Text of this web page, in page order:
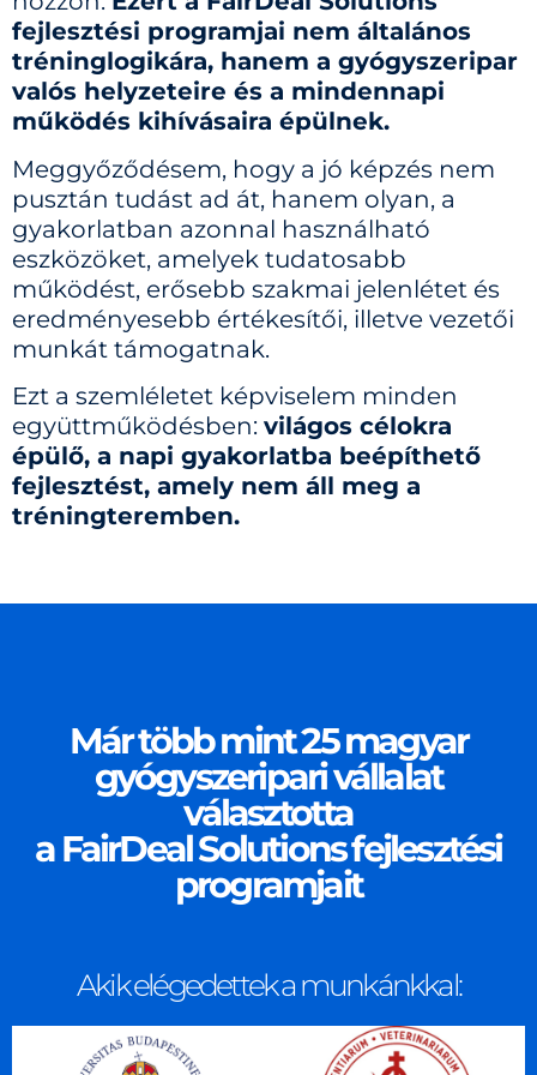
fejlesztési programjai nem általános
tréninglogikára, hanem a gyógyszeripar
valós helyzeteire és a mindennapi
működés kihívásaira épülnek.
Meggyőződésem, hogy a jó képzés nem
pusztán tudást ad át, hanem olyan, a
gyakorlatban azonnal használható
eszközöket, amelyek tudatosabb
működést, erősebb szakmai jelenlétet és
eredményesebb értékesítői, illetve vezetői
munkát támogatnak.
Ezt a szemléletet képviselem minden
együttműködésben: világos célokra
épülő, a napi gyakorlatba beépíthető
fejlesztést, amely nem áll meg a
tréningteremben.
Már több mint 25 magyar
gyógyszeripari vállalat
választotta
a FairDeal Solutions fejlesztési
programjait
Akik elégedettek a munkánkkal: